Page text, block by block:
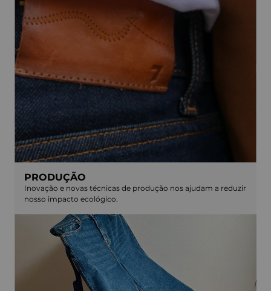
PRODUÇÃO
Inovação e novas técnicas de produção nos ajudam a reduzir
nosso impacto ecológico.